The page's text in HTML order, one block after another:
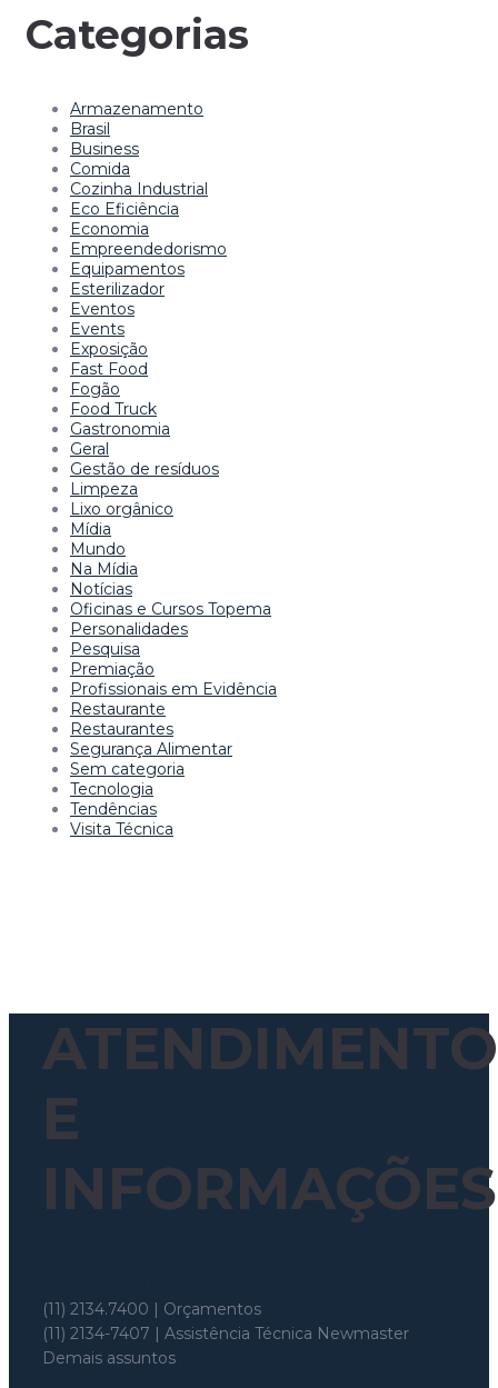
Categorias
Armazenamento
Brasil
Business
Comida
Cozinha Industrial
Eco Eficiência
Economia
Empreendedorismo
Equipamentos
Esterilizador
Eventos
Events
Exposição
Fast Food
Fogão
Food Truck
Gastronomia
Geral
Gestão de resíduos
Limpeza
Lixo orgânico
Mídia
Mundo
Na Mídia
Notícias
Oficinas e Cursos Topema
Personalidades
Pesquisa
Premiação
Profissionais em Evidência
Restaurante
Restaurantes
Segurança Alimentar
Sem categoria
Tecnologia
Tendências
Visita Técnica
ATENDIMENTO
E
INFORMAÇÕES
(11) 2134.7400 | Orçamentos
(11) 2134-7407 | Assistência Técnica Newmaster
Demais assuntos